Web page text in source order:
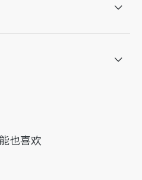
差或其他细节误差，网站展示的
也喜欢